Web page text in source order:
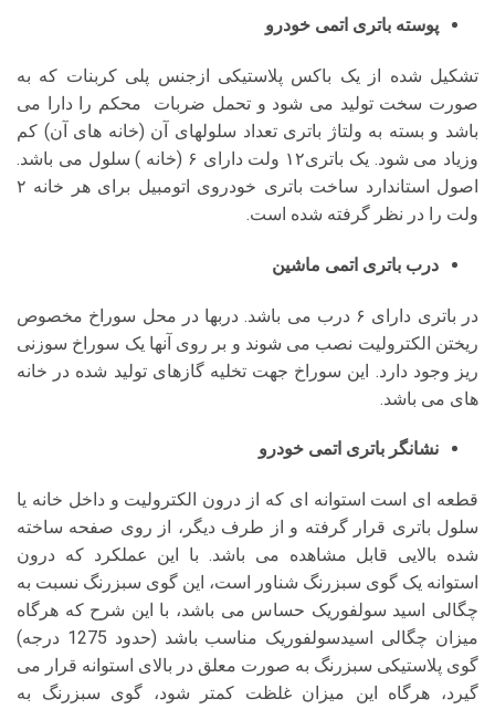
پوسته باتری اتمی خودرو
تشکیل شده از یک باکس پلاستیکی ازجنس پلی کربنات که به
صورت سخت تولید می شود و تحمل ضربات محکم را دارا می
باشد و بسته به ولتاژ باتری تعداد سلولهای آن (خانه های آن) کم
وزیاد می شود. یک باتری۱۲ ولت دارای ۶ (خانه ) سلول می باشد.
اصول استاندارد ساخت باتری خودروی اتومبیل برای هر خانه ۲
ولت را در نظر گرفته شده است.
درب باتری اتمی ماشین
در باتری دارای ۶ درب می باشد. دربها در محل سوراخ مخصوص
ریختن الکترولیت نصب می شوند و بر روی آنها یک سوراخ سوزنی
ریز وجود دارد. این سوراخ جهت تخلیه گازهای تولید شده در خانه
های می باشد.
نشانگر باتری اتمی خودرو
قطعه ای است استوانه ای که از درون الکترولیت و داخل خانه یا
سلول باتری قرار گرفته و از طرف دیگر، از روی صفحه ساخته
شده بالایی قابل مشاهده می باشد. با این عملکرد که درون
استوانه یک گوی سبزرنگ شناور است، این گوی سبزرنگ نسبت به
چگالی اسید سولفوریک حساس می باشد، با این شرح که هرگاه
میزان چگالی اسیدسولفوریک مناسب باشد (حدود 1275 درجه)
گوی پلاستیکی سبزرنگ به صورت معلق در بالای استوانه قرار می
گیرد، هرگاه این میزان غلظت کمتر شود، گوی سبزرنگ به